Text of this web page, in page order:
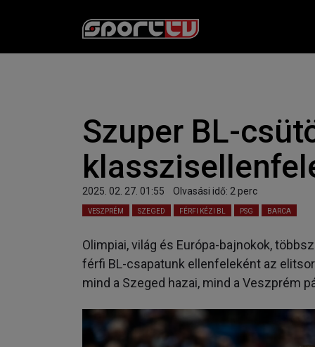
Szuper BL-
2025. 02. 27. 01:55 Olvasási idő: 2 perc
VESZPRÉM SZEGED FÉRFI KÉZI BL PSG BARCA
Olimpiai, világ és Európa-bajnokok,
férfi BL-csapatunk ellenfeleként az
mind a Szeged hazai, mind a Veszprém